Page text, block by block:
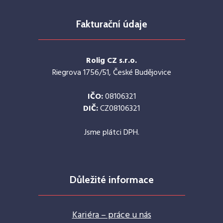
Fakturační údaje
Rolig CZ s.r.o.
Riegrova 1756/51, České Budějovice
IČO:08106321
DIČ:CZ08106321
Jsme plátci DPH.
Důležité informace
Kariéra – práce u nás